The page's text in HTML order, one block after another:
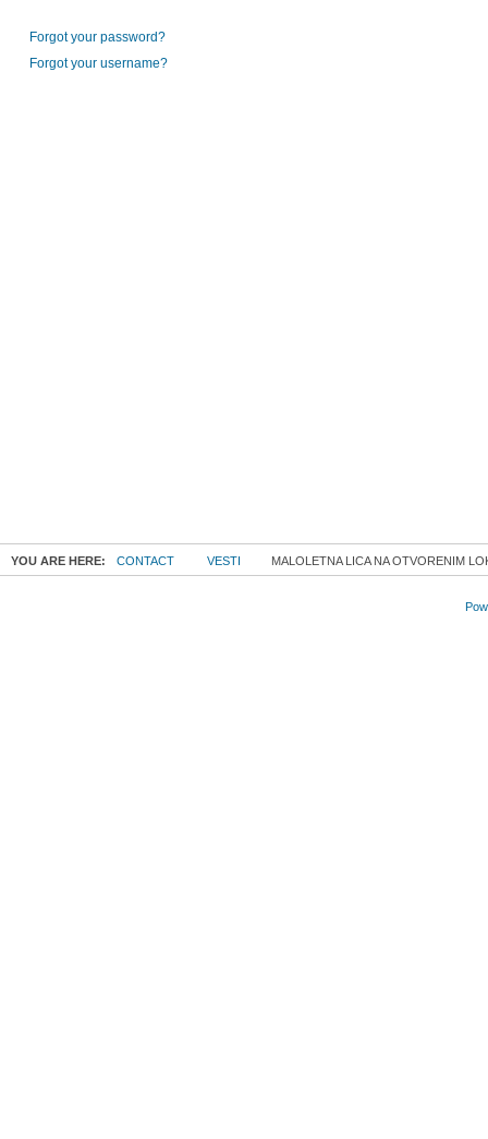
Forgot your password?
Forgot your username?
YOU ARE HERE: CONTACT VESTI MALOLETNA LICA NA OTVORENIM